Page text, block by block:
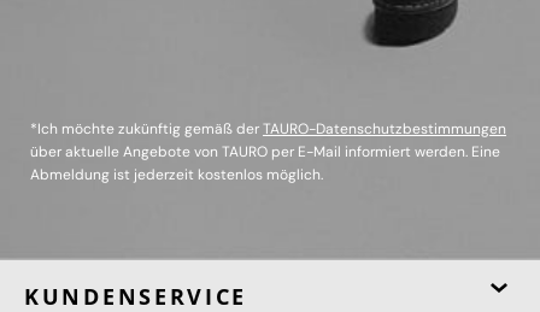
*Ich möchte zukünftig gemäß derTAURO-Datenschutzbestimmungen
über aktuelle Angebote von TAURO per E-Mail informiert werden. Eine
Abmeldung ist jederzeit kostenlos möglich.
KUNDENSERVICE